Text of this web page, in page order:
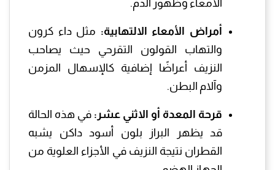
الأمعاء وظهور الدم.
أمراض الأمعاء الالتهابية: مثل داء كرون
والتهاب القولون التقرحي حيث يصاحب
النزيف أعراضًا إضافية كالإسهال المزمن
وآلام البطن.
قرحة المعدة أو الاثني عشر: في هذه الحالة
قد يظهر البراز بلون أسود داكن يشبه
القطران نتيجة النزيف في الأجزاء العلوية من